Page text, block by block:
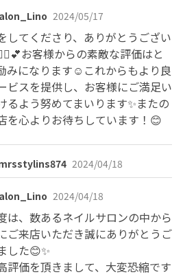
2024/05/17
してくださり、ありがとうござい
お客様からの素敵な評価はと
みになります☺️これからもより良
ビスを提供し、お客様にご満足い
るよう努めてまいります✨またの
を心よりお待ちしています！😊
2024/04/18
2024/04/18
は、数あるネイルサロンの中から
ご来店いただき誠にありがとうご
した😊✨
評価を頂きまして、大変恐縮です